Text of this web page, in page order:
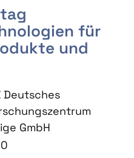
für
und
Deutsches
GmbH